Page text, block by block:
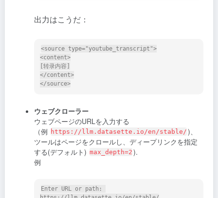
出力はこうだ：
<source type="youtube_transcript">
<content>
[转录内容]
</content>
ウェブクローラー
ウェブページのURLを入力する
（例 https://llm.datasette.io/en/stable/ )、
ツールはページをクロールし、ディープリンクを指定
する(デフォルト) max_depth=2 ).
例
Enter URL or path: